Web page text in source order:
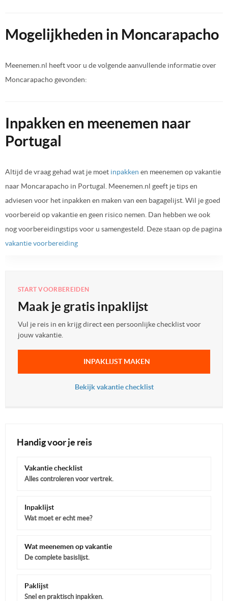
Mogelijkheden in Moncarapacho
Meenemen.nl heeft voor u de volgende aanvullende informatie over
Moncarapacho gevonden:
Inpakken en meenemen naar
Portugal
Altijd de vraag gehad wat je moet inpakken en meenemen op vakantie
naar Moncarapacho in Portugal. Meenemen.nl geeft je tips en
adviesen voor het inpakken en maken van een bagagelijst. Wil je goed
voorbereid op vakantie en geen risico nemen. Dan hebben we ook
nog voorbereidingstips voor u samengesteld. Deze staan op de pagina
vakantie voorbereiding
START VOORBEREIDEN
Maak je gratis inpaklijst
Vul je reis in en krijg direct een persoonlijke checklist voor
jouw vakantie.
INPAKLIJST MAKEN
Bekijk vakantie checklist
Handig voor je reis
Vakantie checklist
Alles controleren voor vertrek.
Inpaklijst
Wat moet er echt mee?
Wat meenemen op vakantie
De complete basislijst.
Paklijst
Snel en praktisch inpakken.